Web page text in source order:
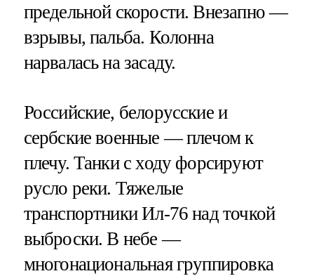
предельной скорости. Внезапно —
взрывы, пальба. Колонна
нарвалась на засаду.
Российские, белорусские и
сербские военные — плечом к
плечу. Танки с ходу форсируют
русло реки. Тяжелые
транспортники Ил-76 над точкой
выброски. В небе —
многонациональная группировка